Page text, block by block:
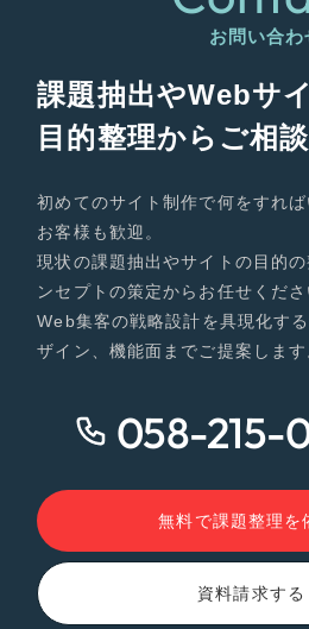
お問い合わ
課題抽出やWebサ
目的整理からご相
初めてのサイト制作で何をすれ
お客様も歓迎。
現状の課題抽出やサイトの目的
ンセプトの策定からお任せくださ
Web集客の戦略設計を具現化す
ザイン、機能面までご提案します
058-215-
無料で課題整理を
資料請求する